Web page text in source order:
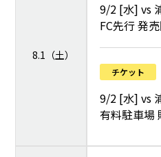
8.1（土）
9/2 [水] vs
FC先行 発
チケット
9/2 [水] vs
有料駐車場